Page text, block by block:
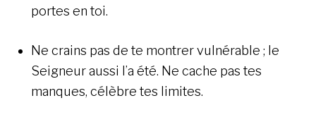
portes en toi.
Ne crains pas de te montrer vulnérable ; le
Seigneur aussi l’a été. Ne cache pas tes
manques, célèbre tes limites.